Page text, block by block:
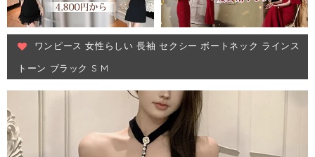
ワンピース 女性らしい 長袖 セクシー ボートネック ラインス
トーン ブラック S M